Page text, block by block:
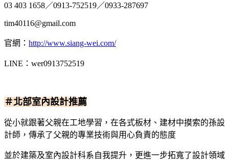
03 403 1658／0913-752519／0933-287697
tim40116@gmail.com
官網： http://www.siang-wei.com/
LINE：wer0913752519
＃北部室內設計推薦
從小就跟著父親在工地學習，在各式板材、建材中摸索的孫設
計師，傳承了父親的專業技術與用心負責的態度
並於建築及室內設計科系自我提升，更進一步拓寬了設計領域